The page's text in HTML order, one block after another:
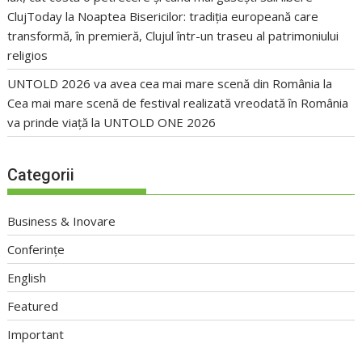
ClujToday la Noaptea Bisericilor: tradiția europeană care
transformă, în premieră, Clujul într-un traseu al patrimoniului
religios
UNTOLD 2026 va avea cea mai mare scenă din România la
Cea mai mare scenă de festival realizată vreodată în România
va prinde viață la UNTOLD ONE 2026
Categorii
Business & Inovare
Conferințe
English
Featured
Important